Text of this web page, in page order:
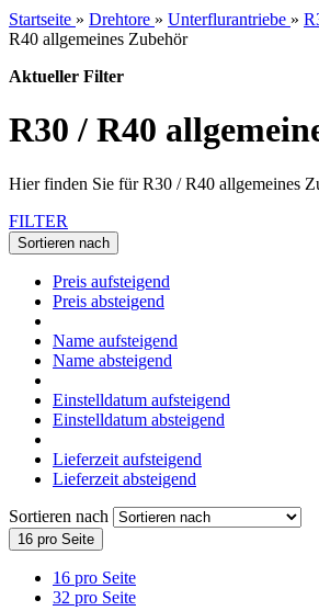
Startseite » Drehtore » Unterflurantriebe »
R40 allgemeines Zubehör
Aktueller Filter
R30 / R40
Hier finden Sie für R30 / R40 allgemeines
FILTER
Sortieren nach
Preis aufsteigend
Preis absteigend
Name aufsteigend
Name absteigend
Einstelldatum aufsteigend
Einstelldatum absteigend
Lieferzeit aufsteigend
Lieferzeit absteigend
Sortieren nach
16 pro Seite
16 pro Seite
32 pro Seite